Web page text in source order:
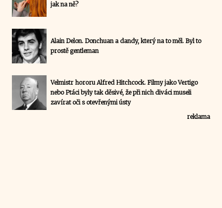
jak na ně?
Alain Delon. Donchuan a dandy, který na to měl. Byl to
prostě gentleman
Velmistr hororu Alfred Hitchcock. Filmy jako Vertigo
nebo Ptáci byly tak děsivé, že při nich diváci museli
zavírat oči s otevřenými ústy
reklama